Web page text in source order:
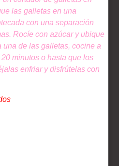
las galletas en una
con una separación
Rocíe con azúcar y ubique
una de las galletas, cocine a
minutos o hasta que los
enfriar y disfrútelas con